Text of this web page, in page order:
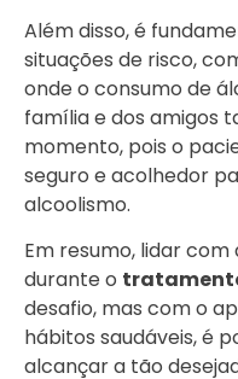
Além disso, é
situações de risco,
onde o consumo de
família e dos amigos
momento, pois o
seguro e acolhedor
alcoolismo.
Em resumo, lidar
durante o
desafio, mas com o
hábitos saudáveis, é
alcançar a tão